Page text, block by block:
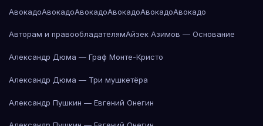
АвокадоАвокадоАвокадоАвокадоАвокадоАвокадо
Авторам и правообладателямАйзек Азимов — Основание
Александр Дюма — Граф Монте-Кристо
Александр Дюма — Три мушкетёра
Александр Пушкин — Евгений Онегин